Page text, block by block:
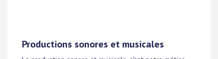
Productions sonores et musicales